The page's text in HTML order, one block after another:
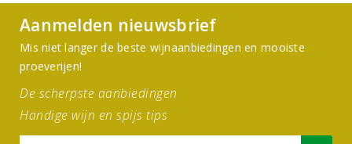
Aanmelden nieuwsbrief
Mis niet langer de beste wijnaanbiedingen en mooiste
proeverijen!
De scherpste aanbiedingen
Handige wijn en spijs tips